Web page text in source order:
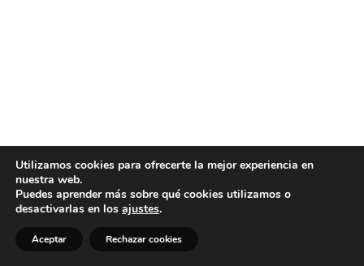
Utilizamos cookies para ofrecerte la mejor experiencia en
nuestra web.
Puedes aprender más sobre qué cookies utilizamos o
desactivarlas en los ajustes.
Aceptar Rechazar cookies